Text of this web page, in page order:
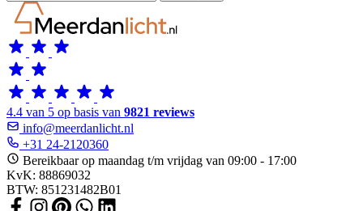
4.4 van 5 op basis van 9821 reviews
info@meerdanlicht.nl
+31 24-2120360
Bereikbaar op maandag t/m vrijdag van 09:00 - 17:00
KvK: 88869032
BTW: 851231482B01